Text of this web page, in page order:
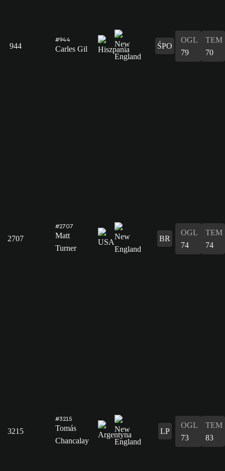
944
#944
Carles Gil ŚPO
OGL
79
TEM
70
2707
#2707
Matt
Turner
BR
OGL
74
TEM
74
3215
#3215
Tomás
Chancalay
LP
OGL
73
TEM
83